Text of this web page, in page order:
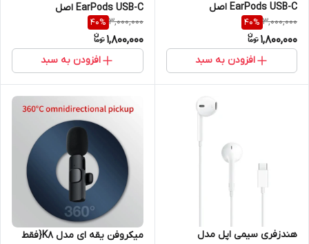
EarPods USB-C اصل
3,000,000
40%
1,800,000
افزودن به سبد
EarPods USB-C اصل
3,000,000
40%
1,800,000
افزودن به سبد
هندزفری سیمی اپل مدل
میکروفن یقه ای مدل K8{فقط